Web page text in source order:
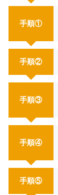
手順①
手順②
手順③
手順④
手順⑤